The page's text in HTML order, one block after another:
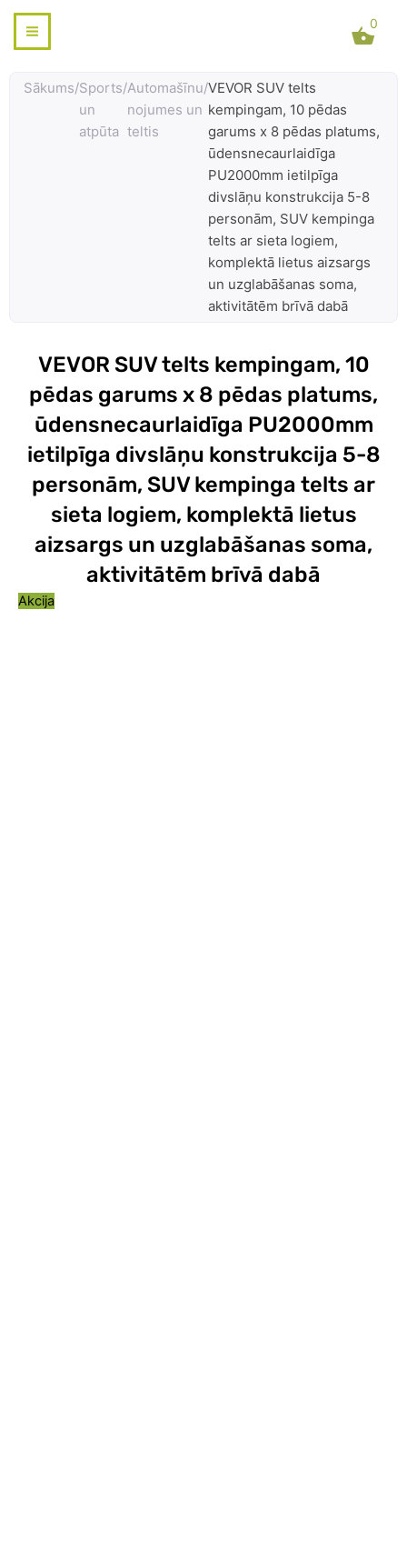
Skip
content
0
Sākums/Sports
un
atpūta
/Automašīnu
nojumes un
teltis
/VEVOR SUV telts
kempingam, 10 pēdas
garums x 8 pēdas platums,
ūdensnecaurlaidīga
PU2000mm ietilpīga
divslāņu konstrukcija 5-8
personām, SUV kempinga
telts ar sieta logiem,
komplektā lietus aizsargs
un uzglabāšanas soma,
aktivitātēm brīvā dabā
VEVOR SUV telts kempingam, 10
pēdas garums x 8 pēdas platums,
ūdensnecaurlaidīga PU2000mm
ietilpīga divslāņu konstrukcija 5-8
personām, SUV kempinga telts ar
sieta logiem, komplektā lietus
aizsargs un uzglabāšanas soma,
aktivitātēm brīvā dabā
Akcija